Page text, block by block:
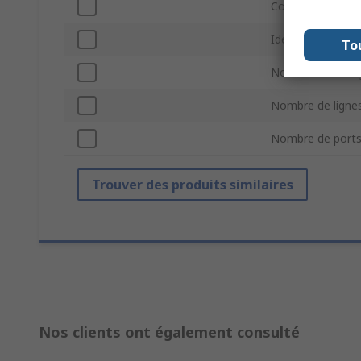
Couleur
Identification de
Normes/
Nombre de
Nombre de
Trouver des produits similaires
Nos clients ont également consulté